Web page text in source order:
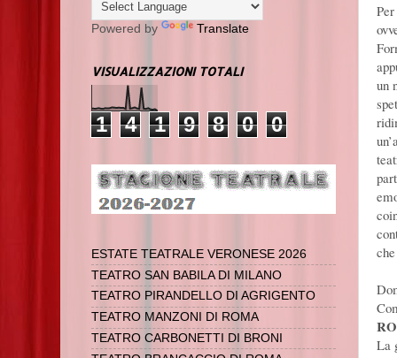
un
La
Powered by Translate
VISUALIZZAZIONI TOTALI
1 4 1 9 8 0 0
ESTATE TEATRALE VERONESE 2026
TEATRO SAN BABILA DI MILANO
TEATRO PIRANDELLO DI AGRIGENTO
TEATRO MANZONI DI ROMA
TEATRO CARBONETTI DI BRONI